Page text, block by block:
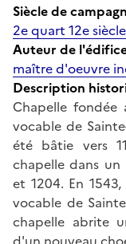
Siècle de
2e quart 12e siècle
Auteur de
maître d'oeuvre
Description
Chapelle fondée
vocable de
été bâtie vers
chapelle dans
et 1204. En
vocable de
chapelle abrite